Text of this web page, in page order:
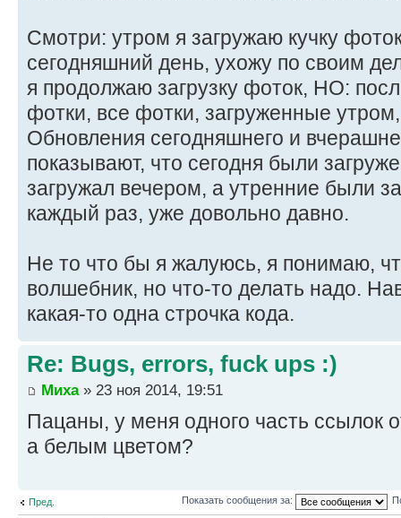
Смотри: утром я загружаю кучку
сегодняшний день, ухожу по своим
я продолжаю загрузку фоток, НО:
фотки, все фотки, загруженные
Обновления сегодняшнего и
показывают, что сегодня были
загружал вечером, а утренние были
каждый раз, уже довольно давно.
Не то что бы я жалуюсь, я понимаю,
волшебник, но что-то делать надо.
какая-то одна строчка кода.
Re: Bugs, errors, fuck ups :)
Миха» 23 ноя 2014, 19:51
Пацаны, у меня одного часть ссылок
а белым цветом?
Пред. Показать сообщения за: